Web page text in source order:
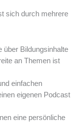
sich durch mehrere
über Bildungsinhalte
an Themen ist
einfachen
eigenen Podcast
eine persönliche